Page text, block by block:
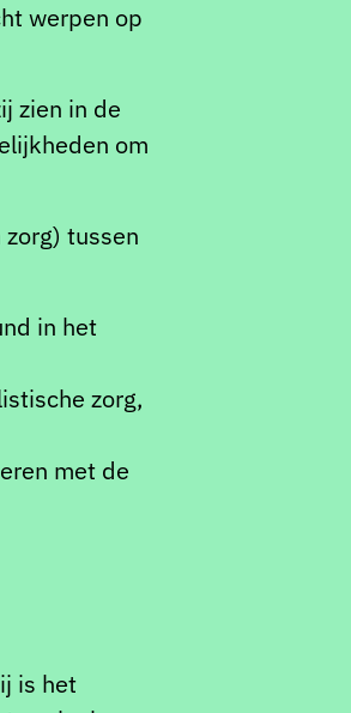
werpen op
zien in de
om
tussen
in het
zorg,
met de
is het